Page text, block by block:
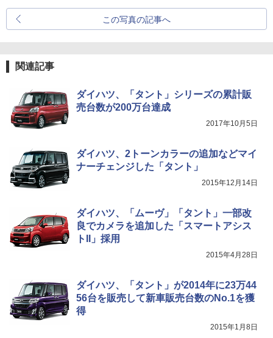
この写真の記事へ
関連記事
ダイハツ、「タント」シリーズの累計販
売台数が200万台達成
2017年10月5日
ダイハツ、2トーンカラーの追加などマイ
ナーチェンジした「タント」
2015年12月14日
ダイハツ、「ムーヴ」「タント」一部改
良でカメラを追加した「スマートアシス
トII」採用
2015年4月28日
ダイハツ、「タント」が2014年に23万44
56台を販売して新車販売台数のNo.1を獲
得
2015年1月8日